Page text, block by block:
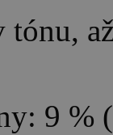
9 %